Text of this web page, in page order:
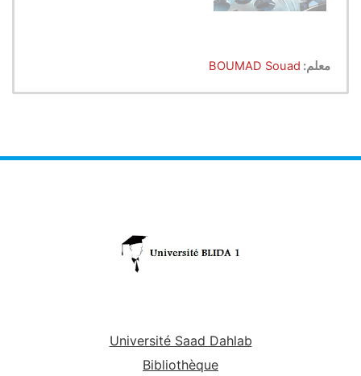
معلم: BOUMAD Souad
Université Saad Dahlab
Bibliothèque